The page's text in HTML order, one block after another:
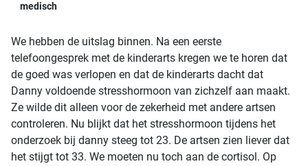
medisch
We hebben de uitslag binnen. Na een eerste
telefoongesprek met de kinderarts kregen we te horen dat
de goed was verlopen en dat de kinderarts dacht dat
Danny voldoende stresshormoon van zichzelf aan maakt.
Ze wilde dit alleen voor de zekerheid met andere artsen
controleren. Nu blijkt dat het stresshormoon tijdens het
onderzoek bij danny steeg tot 23. De artsen zien liever dat
het stijgt tot 33. We moeten nu toch aan de cortisol. Op